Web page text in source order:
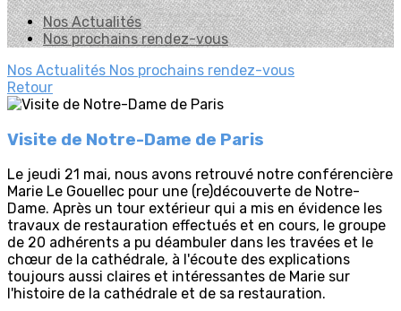
Nos Actualités
Nos prochains rendez-vous
Nos Actualités Nos prochains rendez-vous
Retour
Visite de Notre-Dame de Paris
Le jeudi 21 mai, nous avons retrouvé notre conférencière
Marie Le Gouellec pour une (re)découverte de Notre-
Dame. Après un tour extérieur qui a mis en évidence les
travaux de restauration effectués et en cours, le groupe
de 20 adhérents a pu déambuler dans les travées et le
chœur de la cathédrale, à l'écoute des explications
toujours aussi claires et intéressantes de Marie sur
l'histoire de la cathédrale et de sa restauration.